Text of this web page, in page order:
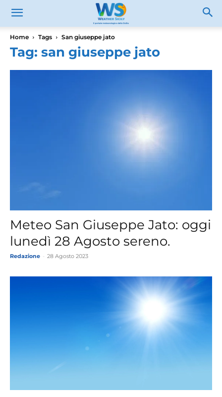
Home Tags San giuseppe jato
Tag: san giuseppe jato
Meteo San Giuseppe Jato: oggi
lunedì 28 Agosto sereno.
Redazione 28 Agosto 2023